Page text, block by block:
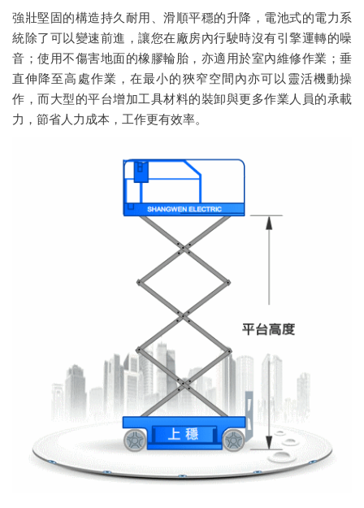
強壯堅固的構造持久耐用、滑順平穩的升降，電池式的電力系
統除了可以變速前進，讓您在廠房內行駛時沒有引擎運轉的噪
音；使用不傷害地面的橡膠輪胎，亦適用於室內維修作業；垂
直伸降至高處作業，在最小的狹窄空間內亦可以靈活機動操
作，而大型的平台增加工具材料的裝卸與更多作業人員的承載
力，節省人力成本，工作更有效率。